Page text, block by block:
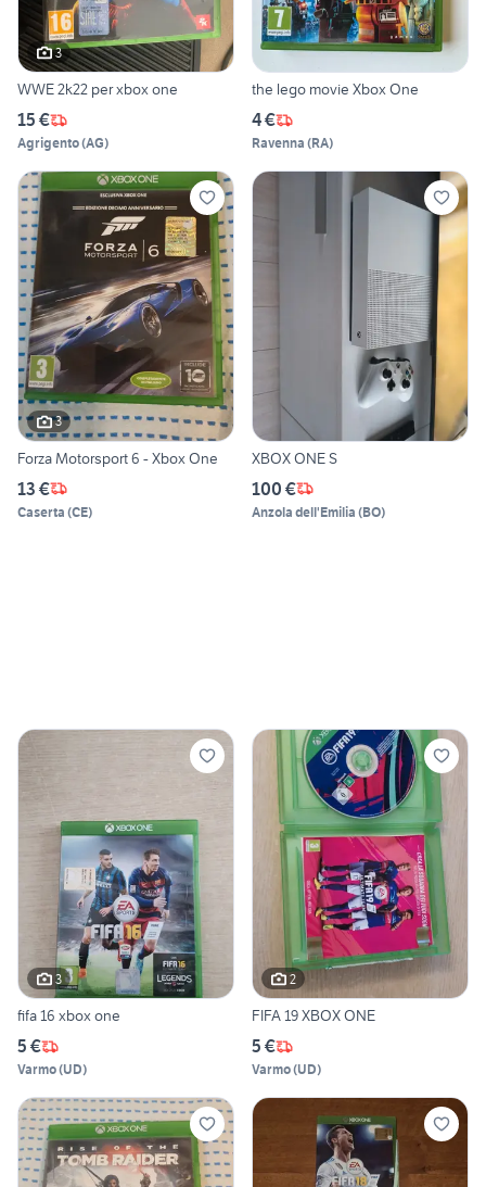
3
WWE 2k22 per xbox one
15 €
Agrigento(AG)
the lego movie Xbox One
4 €
Ravenna (RA)
3
Forza Motorsport 6 - Xbox One
13 €
Caserta (CE)
XBOX ONE S
100 €
Anzola dell'Emilia (BO)
3
fifa 16 xbox one
5 €
Varmo(UD)
2
FIFA 19 XBOX ONE
5 €
Varmo(UD)